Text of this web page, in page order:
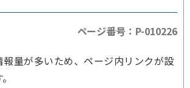
ページ番号：P-010226
報量が多いため、ページ内リンクが設